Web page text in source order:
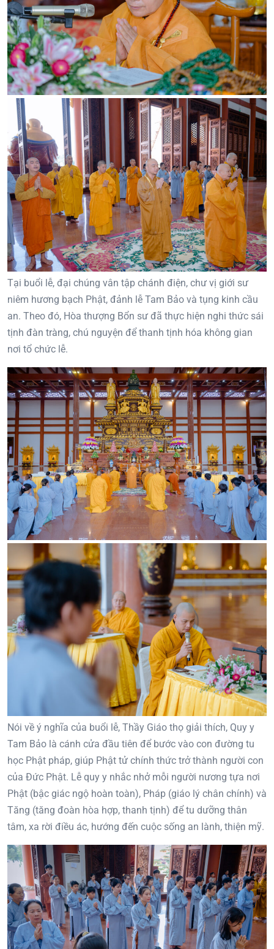
Tại buổi lễ, đại chúng vân tập chánh điện, chư vị giới sư
niêm hương bạch Phật, đảnh lễ Tam Bảo và tụng kinh cầu
an. Theo đó, Hòa thượng Bổn sư đã thực hiện nghi thức sái
tịnh đàn tràng, chú nguyện để thanh tịnh hóa không gian
nơi tổ chức lễ.
Nói về ý nghĩa của buổi lễ, Thầy Giáo thọ giải thích, Quy y
Tam Bảo là cánh cửa đầu tiên để bước vào con đường tu
học Phật pháp, giúp Phật tử chính thức trở thành người con
của Đức Phật. Lễ quy y nhắc nhở mỗi người nương tựa nơi
Phật (bậc giác ngộ hoàn toàn), Pháp (giáo lý chân chính) và
Tăng (tăng đoàn hòa hợp, thanh tịnh) để tu dưỡng thân
tâm, xa rời điều ác, hướng đến cuộc sống an lành, thiện mỹ.